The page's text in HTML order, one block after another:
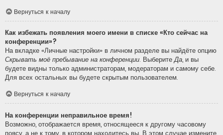
Вернуться к началу
Как избежать появления моего имени в списке «Кто сейчас на
конференции»?
На вкладке «Личные настройки» в личном разделе вы найдёте опцию
Скрывать моё пребывание на конференции. ВыберитеДа, и вы
будете видны только администраторам, модераторам и самому себе.
Для всех остальных вы будете скрытым пользователем.
Вернуться к началу
На конференции неправильное время!
Возможно, отображается время, относящееся к другому часовому
поясу, а не к тому, в котором находитесь вы. В этом случае измените